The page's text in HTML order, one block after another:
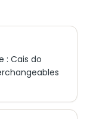
: Cais do